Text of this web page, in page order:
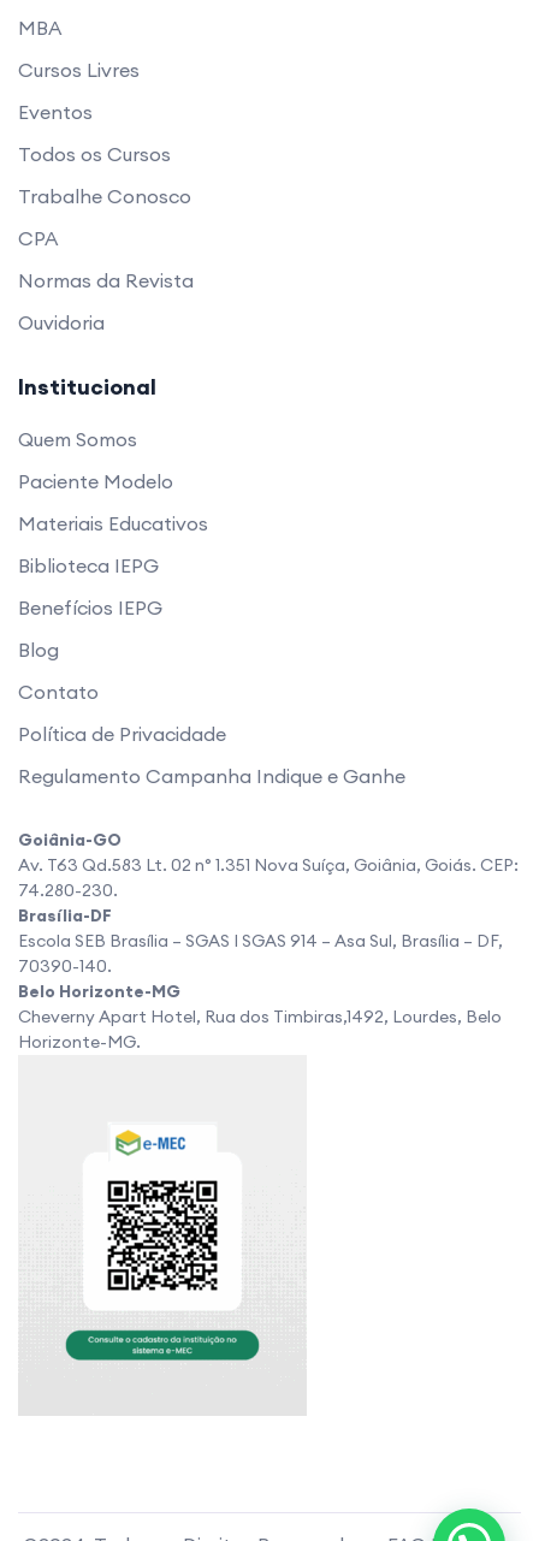
MBA
Cursos Livres
Eventos
Todos os Cursos
Trabalhe Conosco
CPA
Normas da Revista
Ouvidoria
Institucional
Quem Somos
Paciente Modelo
Materiais Educativos
Biblioteca IEPG
Benefícios IEPG
Blog
Contato
Política de Privacidade
Regulamento Campanha Indique e Ganhe
Goiânia-GO
Av. T63 Qd.583 Lt. 02 n° 1.351 Nova Suíça, Goiânia, Goiás. CEP:
74.280-230.
Brasília-DF
Escola SEB Brasília – SGAS I SGAS 914 – Asa Sul, Brasília – DF,
70390-140.
Belo Horizonte-MG
Cheverny Apart Hotel, Rua dos Timbiras,1492, Lourdes, Belo
Horizonte-MG.